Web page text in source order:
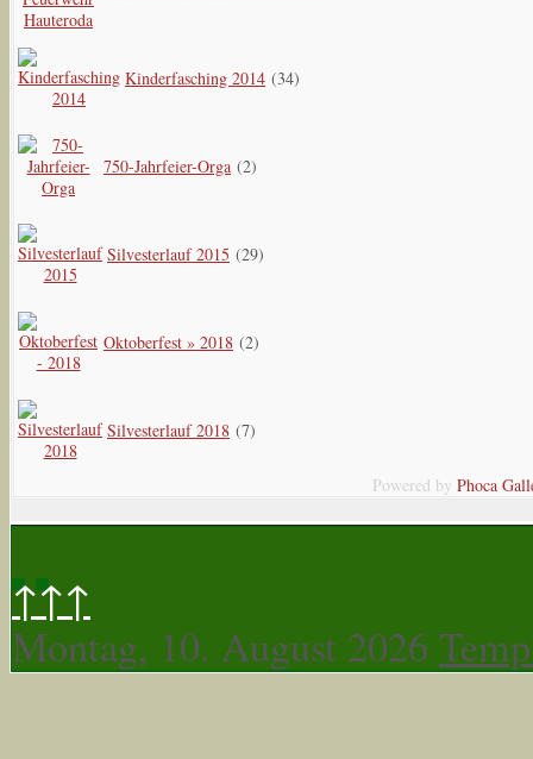
Kinderfasching 2014 (34)
750-Jahrfeier-Orga (2)
Silvesterlauf 2015 (29)
Oktoberfest » 2018 (2)
Silvesterlauf 2018 (7)
Powered byPhoca
↑↑↑
Montag, 10. August 2026